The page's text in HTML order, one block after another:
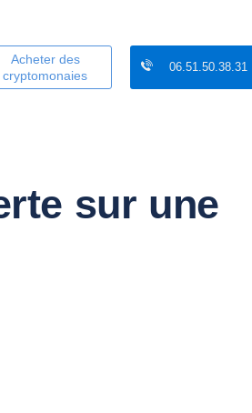
Acheter des
cryptomonaies
06.51.50.38.31
sur une